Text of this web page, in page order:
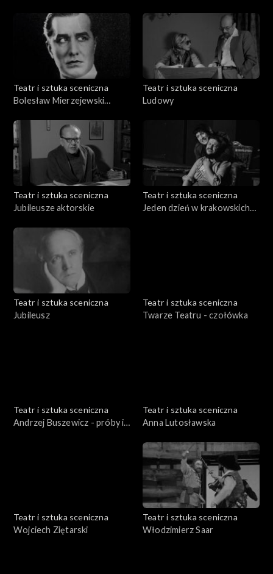
Teatr i sztuka sceniczna
Bolesław Mierzejewski
Teatr i sztuka sceniczna
Ludowy
Teatr i sztuka sceniczna
Jubileusze aktorskie
Teatr i sztuka sceniczna
Jeden dzień w krakowskich
Teatr i sztuka sceniczna
Jubileusz
Teatr i sztuka sceniczna
Twarze Teatru - czołówka
Teatr i sztuka sceniczna
Andrzej Buszewicz - próby i
Teatr i sztuka sceniczna
Anna Lutosławska
Teatr i sztuka sceniczna
Wojciech Ziętarski
Teatr i sztuka sceniczna
Włodzimierz Saar